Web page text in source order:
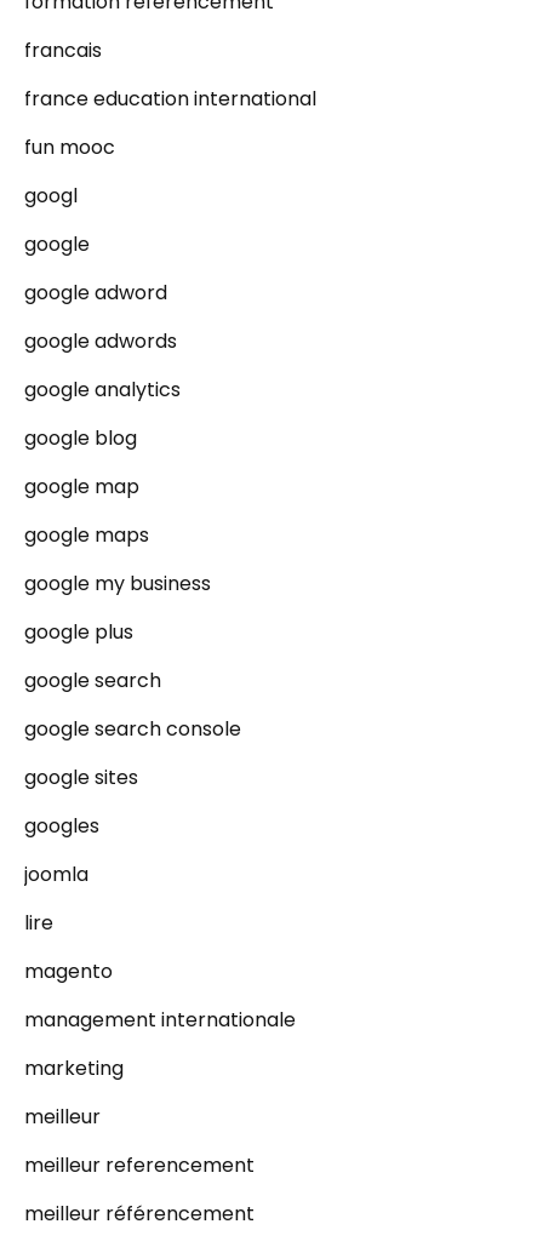
francais
france education international
fun mooc
googl
google
google adword
google adwords
google analytics
google blog
google map
google maps
google my business
google plus
google search
google search console
google sites
googles
joomla
lire
magento
management internationale
marketing
meilleur
meilleur referencement
meilleur référencement